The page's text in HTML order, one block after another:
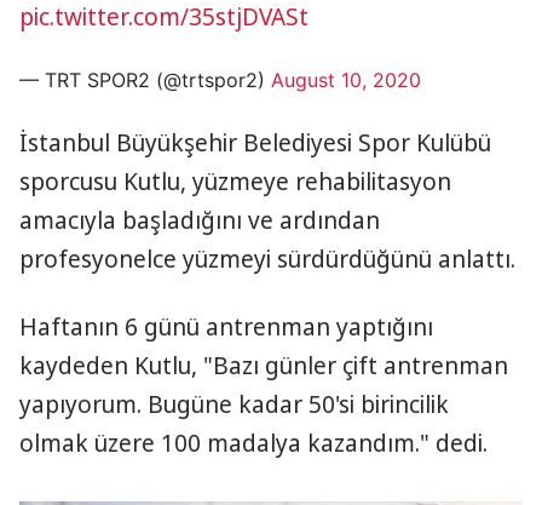
pic.twitter.com/35stjDVASt
— TRT SPOR2 (@trtspor2) August 10, 2020
İstanbul Büyükşehir Belediyesi Spor Kulübü
sporcusu Kutlu, yüzmeye rehabilitasyon
amacıyla başladığını ve ardından
profesyonelce yüzmeyi sürdürdüğünü anlattı.
Haftanın 6 günü antrenman yaptığını
kaydeden Kutlu, "Bazı günler çift antrenman
yapıyorum. Bugüne kadar 50'si birincilik
olmak üzere 100 madalya kazandım." dedi.